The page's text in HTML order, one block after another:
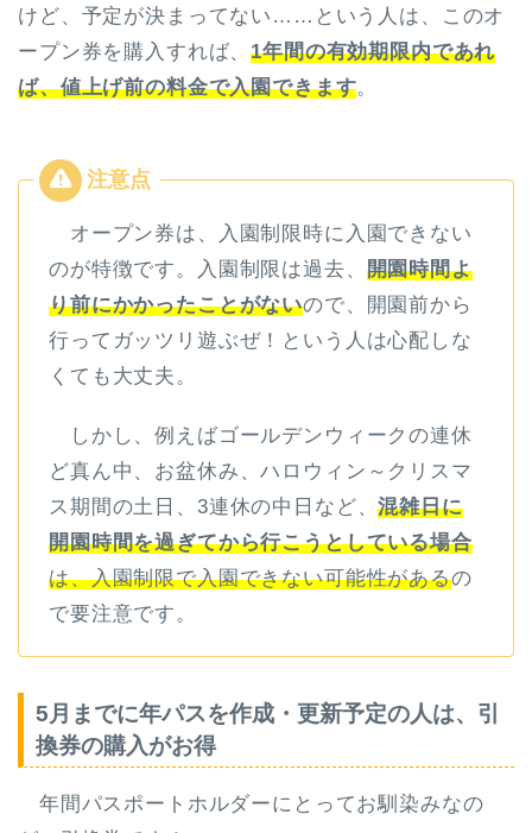
けど、予定が決まってない……という人は、このオ
ープン券を購入すれば、1年間の有効期限内であれ
ば、値上げ前の料金で入園できます。
オープン券は、入園制限時に入園できない
のが特徴です。入園制限は過去、 開園時間よ
り前にかかったことがないので、開園前から
行ってガッツリ遊ぶぜ！という人は心配しな
くても大丈夫。
しかし、例えばゴールデンウィークの連休
ど真ん中、お盆休み、ハロウィン～クリスマ
ス期間の土日、3連休の中日など、混雑日に
開園時間を過ぎてから行こうとしている場合
は、入園制限で入園できない可能性があるの
で要注意です。
5月までに年パスを作成・更新予定の人は、引
換券の購入がお得
年間パスポートホルダーにとってお馴染みなの